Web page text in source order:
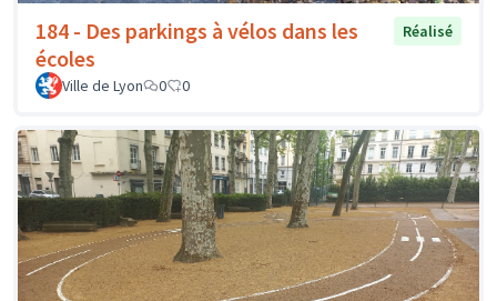
184 - Des parkings à vélos dans les
écoles
Réalisé
Ville de Lyon 0 0